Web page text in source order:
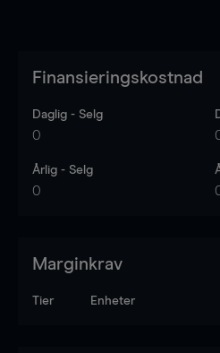
Finansieringskostnad
Daglig - Selg
0
Årlig - Selg
0
Marginkrav
Tier Enheter